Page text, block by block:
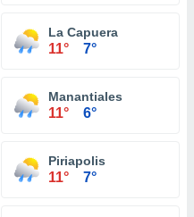
La Capuera
11° 7°
Manantiales
11° 6°
Piriapolis
11° 7°